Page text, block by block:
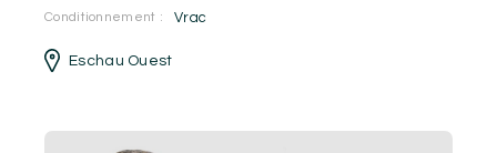
Conditionnement : Vrac
Eschau Ouest